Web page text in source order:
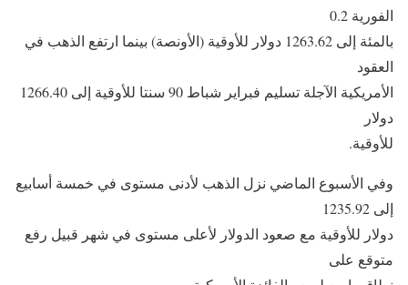
الفورية 0.2
بالمئة إلى 1263.62 دولار للأوقية (الأونصة) بينما ارتفع الذهب في
العقود
الأمريكية الآجلة تسليم فبراير شباط 90 سنتا للأوقية إلى 1266.40
دولار
للأوقية.
وفي الأسبوع الماضي نزل الذهب لأدنى مستوى في خمسة أسابيع
إلى 1235.92
دولار للأوقية مع صعود الدولار لأعلى مستوى في شهر قبيل رفع
متوقع على